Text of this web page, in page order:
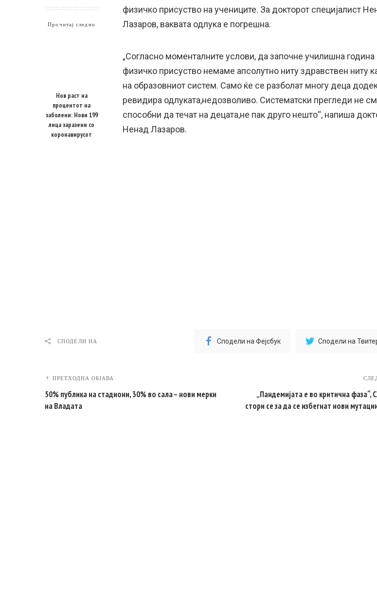
Прочитај следно
Нов раст на
процентот на
заболени: Нови 199
лица заразени со
коронавирусот
физичко присуство на учениците. За докторот специјалист
Лазаров, ваквата одлука е погрешна.
„Согласно моменталните услови, да започне училишна година
физичко присуство немаме апсолутно ниту здравствен ниту
на образовниот систем. Само ќе се разболат многу деца
ревидира одлуката,недозволиво. Систематски прегледи не
способни да течат на децата,не пак друго нешто“, напиша
Ненад Лазаров.
СПОДЕЛИ НА Сподели на Фејсбук Сподели на
ПРЕТХОДНА ОБЈАВА
50% публика на стадиони, 30% во сала – нови мерки
на Владата
„Пандемијата е во критична фаза“,
стори се за да се избегнат нови